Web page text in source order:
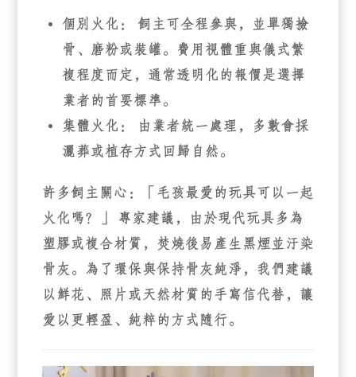
個別火化：
飼主可全程參與，並單獨撿
骨、磨粉或裝罐。費用視體重與儀式繁
複程度而定，通常透明化的報價是選擇
業者的首要標準。
集體火化：
由業者統一處理，多數會採
灑葬或植存方式回歸自然。
許多飼主關心：
「毛孩最愛的玩具可以一起
火化嗎？」
專家建議，由於現代玩具多為
塑膠或複合材質，焚燒後易產生黑煙並汙染
骨灰。為了環保與保持骨灰純淨，我們建議
以鮮花、照片或天然材質的手寫信代替，讓
愛以更輕盈、純粹的方式隨行。